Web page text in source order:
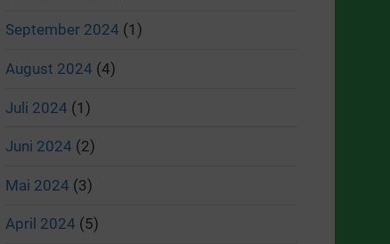
September 2024 (1)
August 2024 (4)
Juli 2024 (1)
Juni 2024 (2)
Mai 2024 (3)
April 2024 (5)